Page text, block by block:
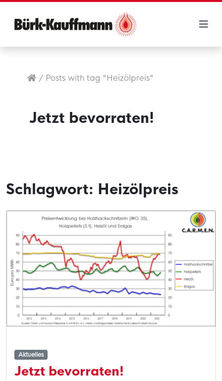
/ Posts with tag "Heizölpreis"
Jetzt bevorraten!
Schlagwort: Heizölpreis
Aktuelles
Jetzt bevorraten!